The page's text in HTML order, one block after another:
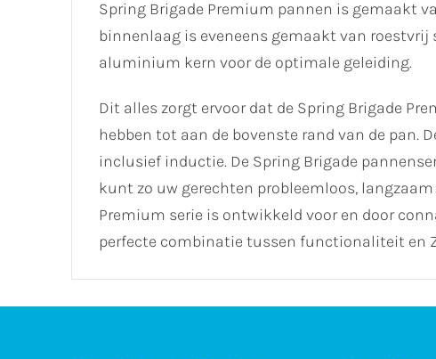
Spring Brigade Premium pannen is gemaakt
binnenlaag is eveneens gemaakt van
aluminium kern voor de optimale geleiding.
Dit alles zorgt ervoor dat de Spring Brigade
hebben tot aan de bovenste rand van de pan.
inclusief inductie. De Spring Brigade
kunt zo uw gerechten probleemloos,
Premium serie is ontwikkeld voor en door
perfecte combinatie tussen functionaliteit en